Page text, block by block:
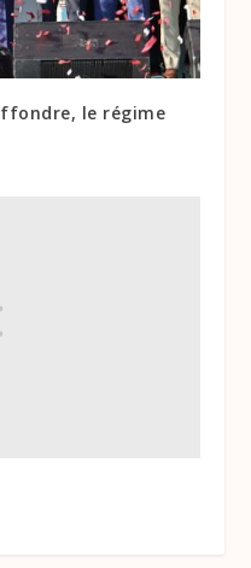
le régime